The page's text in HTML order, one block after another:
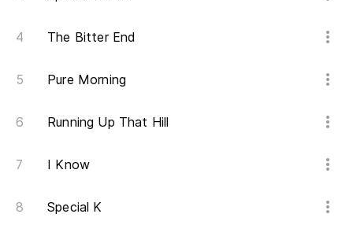
The Bitter End
Pure Morning
Running Up That Hill
I Know
Special K